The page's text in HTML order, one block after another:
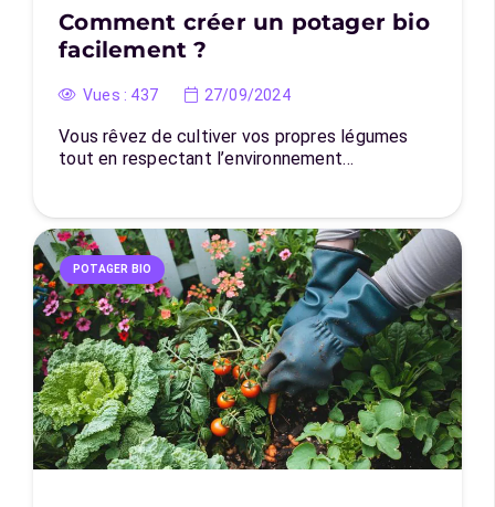
Comment créer un potager bio
facilement ?
Vues : 437 27/09/2024
Vous rêvez de cultiver vos propres légumes
tout en respectant l’environnement…
POTAGER BIO